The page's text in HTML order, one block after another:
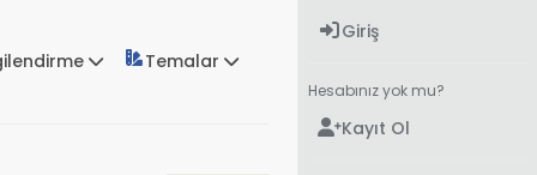
Temalar
Giriş
Hesabınız yok mu?
Kayıt Ol